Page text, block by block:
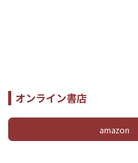
オンライン書店
amazon